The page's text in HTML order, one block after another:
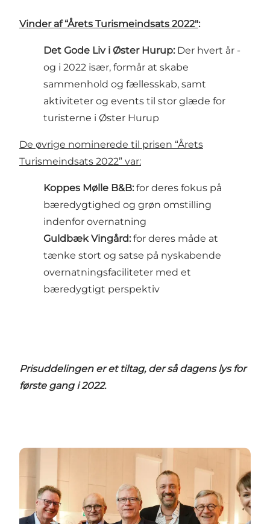
Vinder af “Årets Turismeindsats 2022":
Det Gode Liv i Øster Hurup: Der hvert år -
og i 2022 især, formår at skabe
sammenhold og fællesskab, samt
aktiviteter og events til stor glæde for
turisterne i Øster Hurup
De øvrige nominerede til prisen “Årets
Turismeindsats 2022” var:
Koppes Mølle B&B: for deres fokus på
bæredygtighed og grøn omstilling
indenfor overnatning
Guldbæk Vingård: for deres måde at
tænke stort og satse på nyskabende
overnatningsfaciliteter med et
bæredygtigt perspektiv
Prisuddelingen er et tiltag, der så dagens lys for
første gang i 2022.